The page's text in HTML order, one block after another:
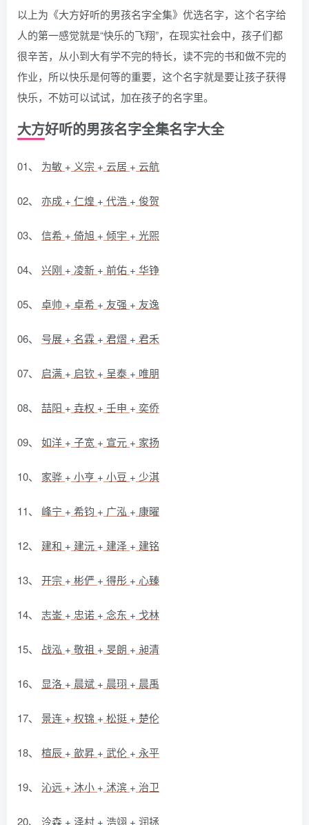
以上为《大方好听的男孩名字全集》优选名字，这个名字给
人的第一感觉就是“快乐的飞翔”，在现实社会中，孩子们都
很辛苦，从小到大有学不完的特长，读不完的书和做不完的
作业，所以快乐是何等的重要，这个名字就是要让孩子获得
快乐，不妨可以试试，加在孩子的名字里。
大方好听的男孩名字全集名字大全
01、 为敏 + 义宗 + 云居 + 云航
02、 亦成 + 仁煌 + 代浩 + 俊贺
03、 信希 + 倚旭 + 倾宇 + 光煕
04、 兴刚 + 凌新 + 前佑 + 华铮
05、 卓帅 + 卓希 + 友强 + 友逸
06、 号展 + 名霖 + 君熠 + 君禾
07、 启满 + 启钦 + 呈泰 + 唯朋
08、 喆阳 + 垚权 + 壬申 + 奕侨
09、 如洋 + 子宽 + 宣元 + 家扬
10、 家骅 + 小亨 + 小豆 + 少淇
11、 峰宁 + 希钧 + 广泓 + 康曜
12、 建和 + 建沅 + 建泽 + 建铭
13、 开宗 + 彬俨 + 得彤 + 心臻
14、 志崟 + 忠诺 + 念东 + 戈林
15、 战泓 + 敬祖 + 旻朗 + 昶清
16、 显洛 + 晨斌 + 晨珝 + 晨禹
17、 景连 + 权锦 + 松挺 + 楚伦
18、 楦辰 + 歆昇 + 武伦 + 永平
19、 沁远 + 沐小 + 沭滨 + 治卫
20、 泠森 + 泽村 + 浩翊 + 润拯